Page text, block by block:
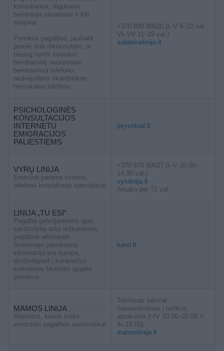
konsultantai, reguliariai
bendrauja savanoriai ir kiti
senjorai
Prireikus pagalbos, jaučiant
poreikį būti išklausytam, ar
tiesiog norint susirasti
bendramintį nuolatiniam
bendravimui telefonu,
nedvejodami skambinkite
nemokamu telefonu
+370 800 80020 (I–V 8–22 val.,
VI–VII 11–19 val.)
sidabrinelinija.lt
PSICHOLOGINĖS
KONSULTACIJOS
INTERNETU
EMIGRACIJOS
PALIESTIEMS
psyvirtual.lt
VYRŲ LINIJA
Emocinė parama vyrams,
telefonu konsultuoja specialistai
+370 670 00027 (I–V 10.00–
14.00 val.)
vyrulinija.lt
Atsako per 72 val.
LINIJA „TU ESI“
Pagalba galvojantiems apie
savižudybę arba ieškantiems
pagalbos artimajam
Svetainėje pateikiama
informacija yra trumpa,
atsižvelgiant į konkrečius
kiekvienos tikslinės grupės
poreikius
tuesi.lt
MAMOS LINIJA
Mamoms, kurios ieško
emocinės pagalbos anonimiškai
Telefonas laikinai
nepasiekiamas į laiškus
atsakoma (I-IV 10.00–20.00 V
iki 18.00)
mamoslinija.lt